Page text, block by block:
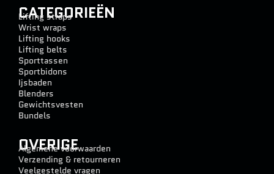
CATEGORIEËN
Lifting straps
Wrist wraps
Lifting hooks
Lifting belts
Sporttassen
Sportbidons
Ijsbaden
Blenders
Gewichtsvesten
Bundels
OVERIGE
Algemene voorwaarden
Verzending & retourneren
Veelgestelde vragen